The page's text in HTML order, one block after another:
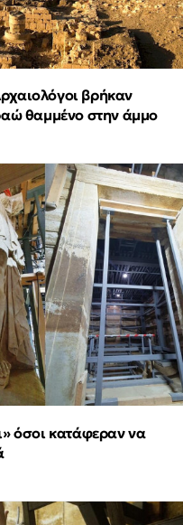
βρήκαν
θαμμένο στην άμμο
όσοι κατάφεραν να